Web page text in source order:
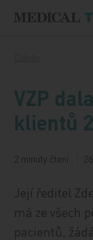
VZP
klientů
2 minuty čtení
Její ředitel
má ze všech
pacientů,